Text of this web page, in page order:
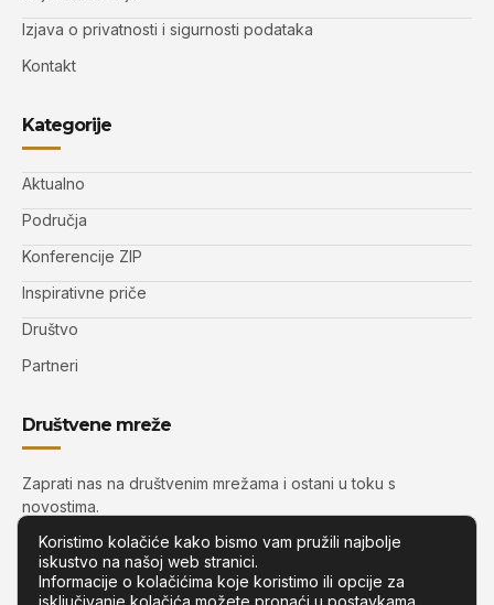
Izjava o privatnosti i sigurnosti podataka
Kontakt
Kategorije
Aktualno
Područja
Konferencije ZIP
Inspirativne priče
Društvo
Partneri
Društvene mreže
Zaprati nas na društvenim mrežama i ostani u toku s
novostima.
Koristimo kolačiće kako bismo vam pružili najbolje
iskustvo na našoj web stranici.
Informacije o kolačićima koje koristimo ili opcije za
isključivanje kolačića možete pronaći u postavkama